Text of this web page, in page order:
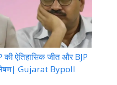
की ऐतिहासिक जीत और BJP
Gujarat Bypoll